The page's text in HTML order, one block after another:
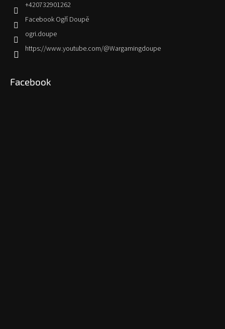
+420732901262
Facebook Ogří Doupě
ogri.doupe
https://www.youtube.com/@Wargamingdoupe
Facebook